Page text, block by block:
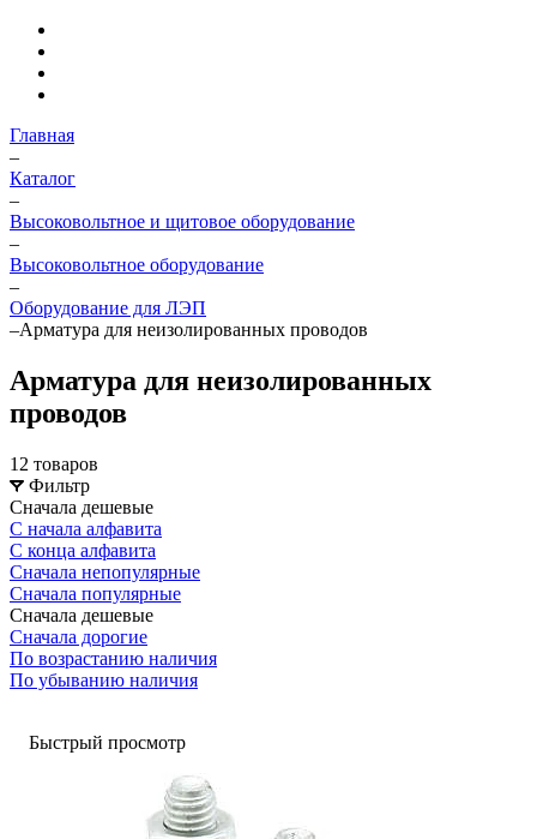
Главная
–
Каталог
–
Высоковольтное и щитовое оборудование
–
Высоковольтное оборудование
–
Оборудование для ЛЭП
–Арматура для неизолированных проводов
Арматура для неизолированных
проводов
12 товаров
Фильтр
Сначала дешевые
С начала алфавита
С конца алфавита
Сначала непопулярные
Сначала популярные
Сначала дешевые
Сначала дорогие
По возрастанию наличия
По убыванию наличия
Быстрый просмотр